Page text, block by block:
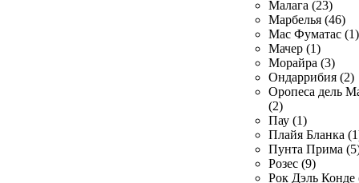
Малага (23)
Марбелья (46)
Мас Фуматас (1)
Мачер (1)
Морайра (3)
Ондаррибия (2)
Оропеса дель
(2)
Пау (1)
Плайя Бланка
Пунта Прима
Розес (9)
Рок Дэль Конде